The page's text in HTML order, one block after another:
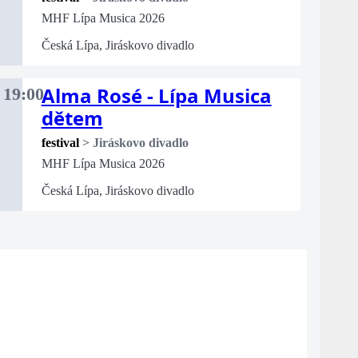
MHF Lípa Musica 2026
Česká Lípa, Jiráskovo divadlo
19:00Alma Rosé - Lípa Musica
dětem
festival > Jiráskovo divadlo
MHF Lípa Musica 2026
Česká Lípa, Jiráskovo divadlo